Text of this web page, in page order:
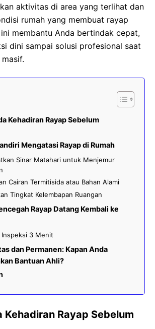
aktivitas di area yang terlihat dan
rumah yang membuat rayap
membantu Anda bertindak cepat,
dini sampai solusi profesional saat
Kehadiran Rayap Sebelum
Mengatasi Rayap di Rumah
Sinar Matahari untuk Menjemur
Cairan Termitisida atau Bahan Alami
Tingkat Kelembapan Ruangan
Rayap Datang Kembali ke
3 Menit
dan Permanen: Kapan Anda
Bantuan Ahli?
Kehadiran Rayap Sebelum